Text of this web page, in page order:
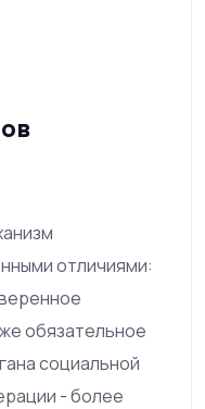
отличиями:
обязательное
социальной
- более